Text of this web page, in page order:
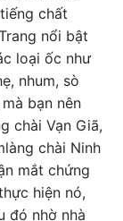
chất
nổi bật
loại ốc như
nhum, sò
bạn nên
chài Vạn Giã,
chài Ninh
mắt chứng
hiện nó,
đó nhờ nhà